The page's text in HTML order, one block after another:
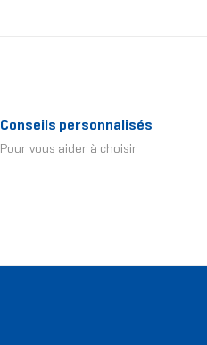
Conseils personnalisés
Pour vous aider à choisir